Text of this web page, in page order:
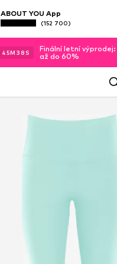
ABOUT YOU App
(152 700)
45M 38 S
Finální letní výprodej:
až do 60%